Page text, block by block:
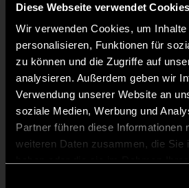
Diese Webseite verwendet Cookies
Wir verwenden Cookies, um
personalisieren, Funktionen für
zu können und die Zugriffe auf
analysieren. Außerdem geben wir
Verwendung unserer Website an
soziale Medien, Werbung und
Partner führen diese Informationen
weiteren Daten zusammen, die Sie
Lars
Schmidt
Tanja
Illing